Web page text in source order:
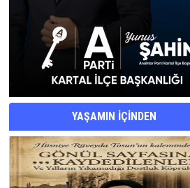
YAŞAMIN İÇİNDEN